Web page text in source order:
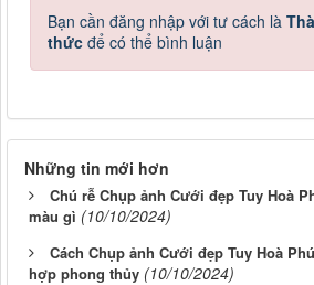
Bạn cần đăng nhập với tư cách là
thức để có thể bình luận
Những tin mới hơn
Chú rễ Chụp ảnh Cưới đẹp Tuy Hoà
màu gì (10/10/2024)
Cách Chụp ảnh Cưới đẹp Tuy Hoà
hợp phong thủy (10/10/2024)